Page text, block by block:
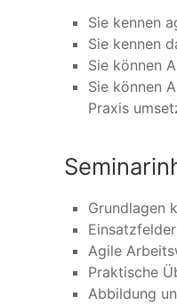
Sie kennen
Sie kennen
Sie können
Sie können
Praxis
Grundlagen
Agile
Praktische
Abbildung